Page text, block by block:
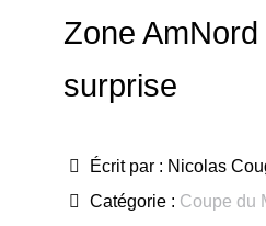
Zone
surprise
Écrit par : Nicolas
Catégorie : Coupe du